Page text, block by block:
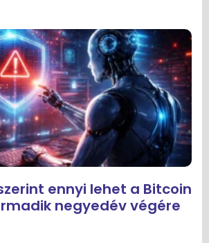
ennyi lehet a Bitcoin
negyedév végére